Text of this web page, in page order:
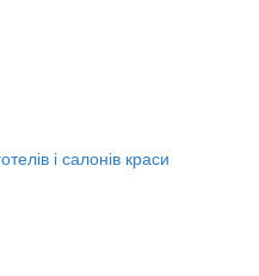
і салонів краси